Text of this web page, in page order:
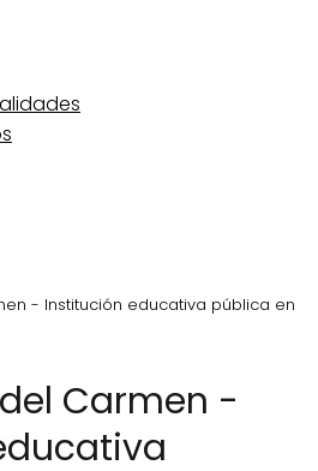
- Institución educativa pública en